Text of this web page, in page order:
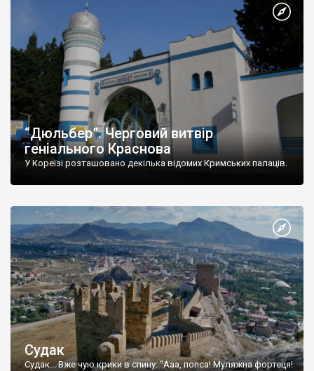
“Дюльбер”. Черговий витвір
геніального Краснова
У Кореїзі розташовано декілька відомих Кримських палаців.
Судак
Судак... Вже чую крики в спину: "Ааа, попса! Муляжна фортеця!